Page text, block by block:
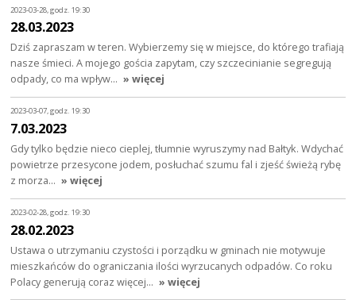
2023-03-28, godz. 19:30
28.03.2023
Dziś zapraszam w teren. Wybierzemy się w miejsce, do którego trafiają
nasze śmieci. A mojego gościa zapytam, czy szczecinianie segregują
odpady, co ma wpływ… » więcej
2023-03-07, godz. 19:30
7.03.2023
Gdy tylko będzie nieco cieplej, tłumnie wyruszymy nad Bałtyk. Wdychać
powietrze przesycone jodem, posłuchać szumu fal i zjeść świeżą rybę
z morza… » więcej
2023-02-28, godz. 19:30
28.02.2023
Ustawa o utrzymaniu czystości i porządku w gminach nie motywuje
mieszkańców do ograniczania ilości wyrzucanych odpadów. Co roku
Polacy generują coraz więcej… » więcej